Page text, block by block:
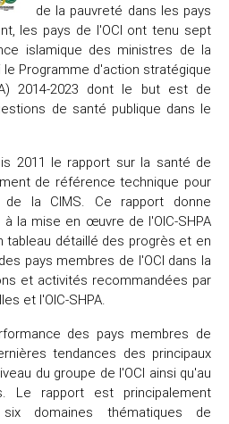
de la pauvreté dans les pays
les pays de l'OCI ont tenu sept
islamique des ministres de la
Programme d'action stratégique
2014-2023 dont le but est de
de santé publique dans le
2011 le rapport sur la santé de
de référence technique pour
de la CIMS. Ce rapport donne
la mise en œuvre de l'OIC-SHPA
tableau détaillé des progrès et en
pays membres de l'OCI dans la
et activités recommandées par
et l'OIC-SHPA.
des pays membres de
tendances des principaux
du groupe de l'OCI ainsi qu'au
Le rapport est principalement
domaines thématiques de